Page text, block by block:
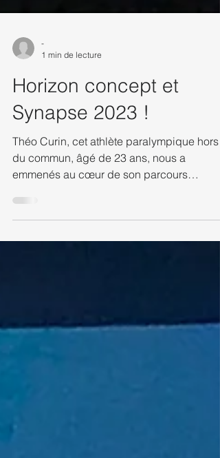
1 min de lecture
Horizon concept et
Synapse 2023 !
du commun, âgé de 23 ans, nous a
emmenés au cœur de son parcours
poignant, bouleversant et...